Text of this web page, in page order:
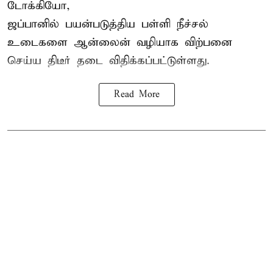
டோக்கியோ,
ஜப்பானில் பயன்படுத்திய பள்ளி நீச்சல்
உடைகளை ஆன்லைன் வழியாக விற்பனை
செய்ய திடீர் தடை விதிக்கப்பட்டுள்ளது.
Read More